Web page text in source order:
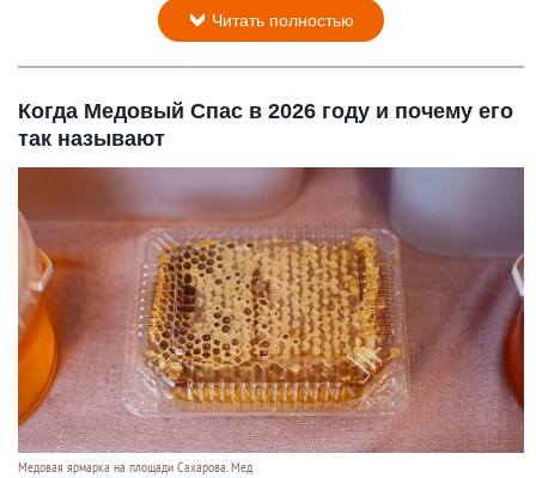
Читать полностью
Когда Медовый Спас в 2026 году и почему его
так называют
Медовая ярмарка на площади Сахарова. Мед